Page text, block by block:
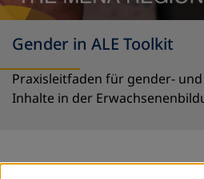
Gender in ALE Toolkit
Praxisleitfaden für gender-
Inhalte in der